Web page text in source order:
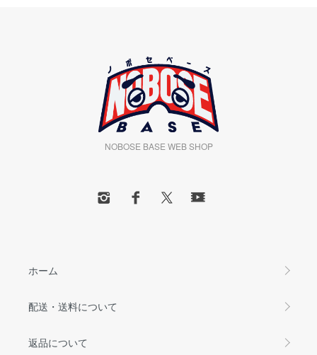
NOBOSE BASE WEB SHOP
ホーム
配送・送料について
返品について